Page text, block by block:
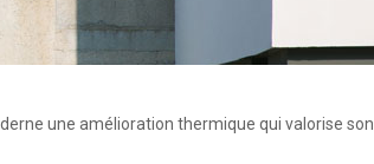
une amélioration thermique qui valorise son